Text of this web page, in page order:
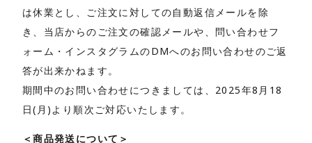
は休業とし、ご注文に対しての自動返信メールを除
き、当店からのご注文の確認メールや、問い合わせフ
ォーム・インスタグラムのDMへのお問い合わせのご返
答が出来かねます。
期間中のお問い合わせにつきましては、2025年8月18
日(月)より順次ご対応いたします。
＜商品発送について＞